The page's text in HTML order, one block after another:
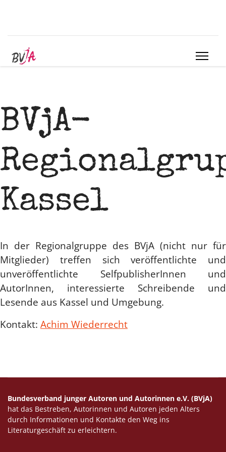
BVjA-
Kassel
In der Regionalgruppe des BVjA (nicht nur für
Mitglieder) treffen sich veröffentlichte und
unveröffentlichte SelfpublisherInnen und
AutorInnen, interessierte Schreibende und
Lesende aus Kassel und Umgebung.
Kontakt: Achim Wiederrecht
Bundesverband junger Autoren und Autorinnen e.V. (BVjA)
hat das Bestreben, Autorinnen und Autoren jeden Alters
durch Informationen und Kontakte den Weg ins
Literaturgeschäft zu erleichtern.